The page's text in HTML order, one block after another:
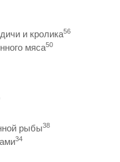
и кролика56
мяса50
рыбы38
34